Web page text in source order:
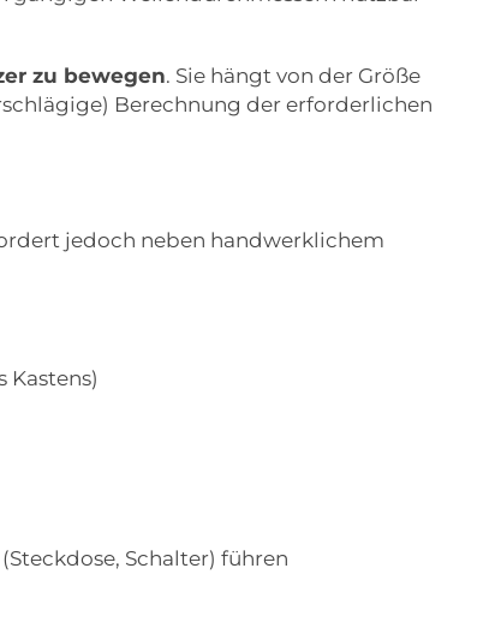
zu bewegen. Sie hängt von der Größe
Berechnung der erforderlichen
jedoch neben handwerklichem
Kastens)
Schalter) führen